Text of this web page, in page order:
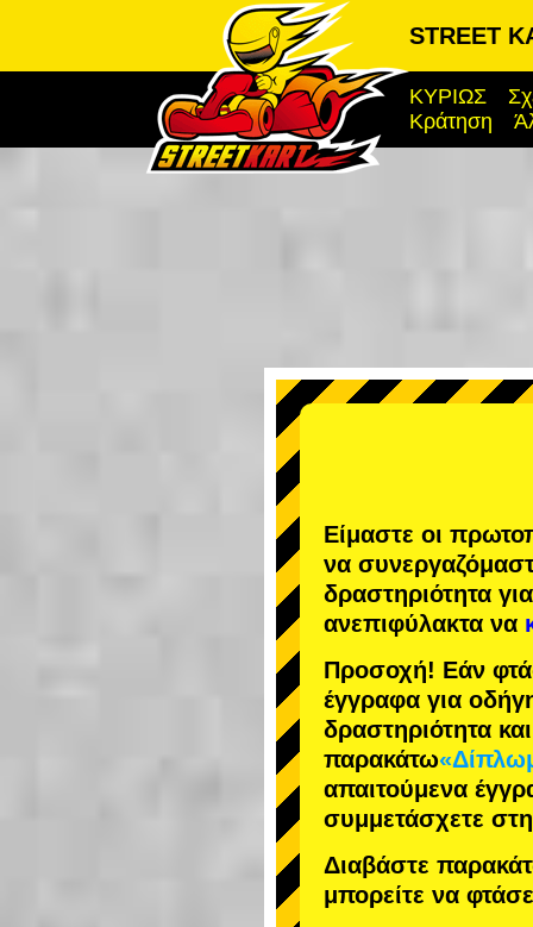
STREET
ΚΥΡΙΩΣ
Κράτηση
Είμαστε οι
να
δραστηριότητα
ανεπιφύλακτα να
Προσοχή! Εάν
έγγραφα για
δραστηριότητα
παρακάτω
απαιτούμενα
συμμετάσχετε
Διαβάστε
μπορείτε να